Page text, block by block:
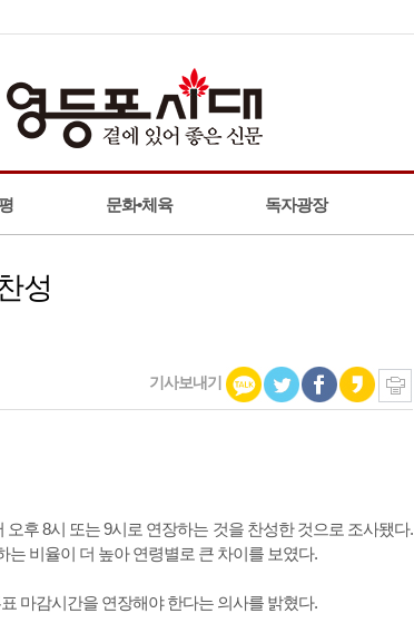
문화•체육 독자광장
성
기사보내기
후 8시 또는 9시로 연장하는 것을 찬성한 것으로 조사됐다.
는 비율이 더 높아 연령별로 큰 차이를 보였다.
마감시간을 연장해야 한다는 의사를 밝혔다.